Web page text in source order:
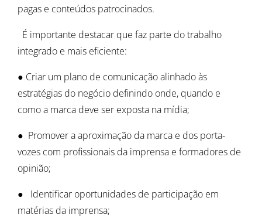
pagas e conteúdos patrocinados.
É importante destacar que faz parte do trabalho
integrado e mais eficiente:
● Criar um plano de comunicação alinhado às
estratégias do negócio definindo onde, quando e
como a marca deve ser exposta na mídia;
● Promover a aproximação da marca e dos porta-
vozes com profissionais da imprensa e formadores de
opinião;
● Identificar oportunidades de participação em
matérias da imprensa;